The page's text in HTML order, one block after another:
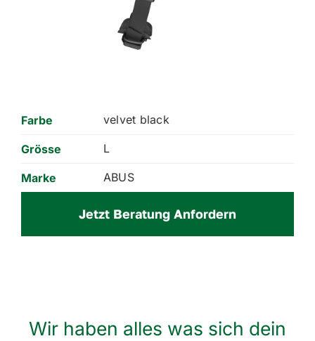
Farbe velvet black
Grösse L
Marke ABUS
Jetzt Beratung Anfordern
Wir haben alles was sich dein